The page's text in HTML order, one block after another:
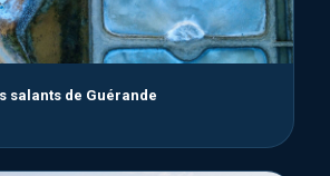
salants de Guérande